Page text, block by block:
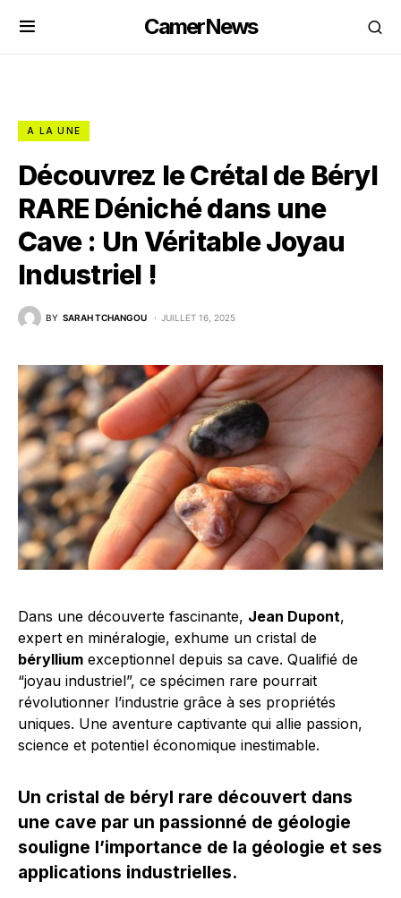
CamerNews
A LA UNE
Découvrez le Crétal de Béryl
RARE Déniché dans une
Cave : Un Véritable Joyau
Industriel !
BY SARAH TCHANGOU JUILLET 16, 2025
Dans une découverte fascinante, Jean Dupont,
expert en minéralogie, exhume un cristal de
béryllium exceptionnel depuis sa cave. Qualifié de
“joyau industriel”, ce spécimen rare pourrait
révolutionner l’industrie grâce à ses propriétés
uniques. Une aventure captivante qui allie passion,
science et potentiel économique inestimable.
Un cristal de béryl rare découvert dans
une cave par un passionné de géologie
souligne l’importance de la géologie et ses
applications industrielles.